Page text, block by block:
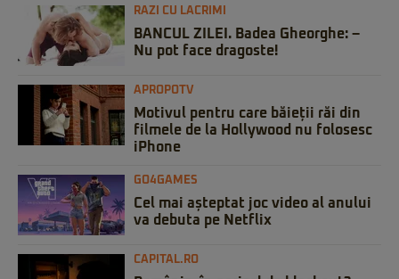
RAZI CU LACRIMI
BANCUL ZILEI. Badea Gheorghe: –
Nu pot face dragoste!
APROPOTV
Motivul pentru care băieții răi din
filmele de la Hollywood nu folosesc
iPhone
GO4GAMES
Cel mai așteptat joc video al anului
va debuta pe Netflix
CAPITAL.RO